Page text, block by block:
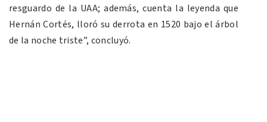
resguardo de la UAA; además, cuenta la leyenda que
Hernán Cortés, lloró su derrota en 1520 bajo el árbol
de la noche triste”, concluyó.